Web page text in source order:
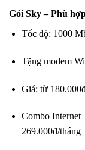
Gói Sky – Phù
Tốc độ: 1000
Tặng modem
Giá: từ
Combo Internet
269.000đ/tháng